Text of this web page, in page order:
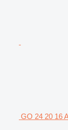
GO 24 20 16